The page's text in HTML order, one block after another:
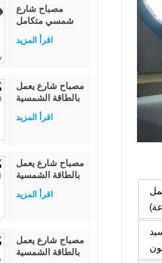
مصباح شارع
شمسي متكامل
مزود بمستشعر
لومن/واط، وبطارية
ليثيوم فوسفات
الحديد العسكرية
بتقنية MPPT.
اقرأ المزيد
مصباح شارع يعمل
بالطاقة الشمسية
الإضاءة، مزود
بمعيار IP65، بقدرة
20 واط، 40 واط،
60 واط، الكل في
واحد
اقرأ المزيد
مصباح شارع يعمل
بالطاقة الشمسية
الوظائف
للماء بمعيار IP65،
بقدرة 40 واط
اقرأ المزيد
مصباح شارع يعمل
بالطاقة الشمسية